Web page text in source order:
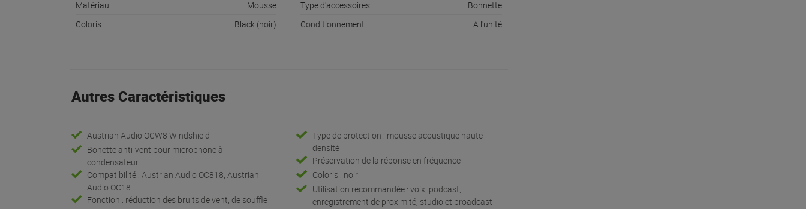
Matériau
Mousse
Coloris
Black (noir)
Type d'accessoires
Bonnette
Conditionnement
A l'unité
Autres Caractéristiques
Austrian Audio OCW8 Windshield
Bonette anti-vent pour microphone à
condensateur
Compatibilité : Austrian Audio OC818, Austrian
Audio OC18
Fonction : réduction des bruits de vent, de souffle
Type de protection : mousse acoustique haute
densité
Préservation de la réponse en fréquence
Coloris : noir
Utilisation recommandée : voix, podcast,
enregistrement de proximité, studio et broadcast